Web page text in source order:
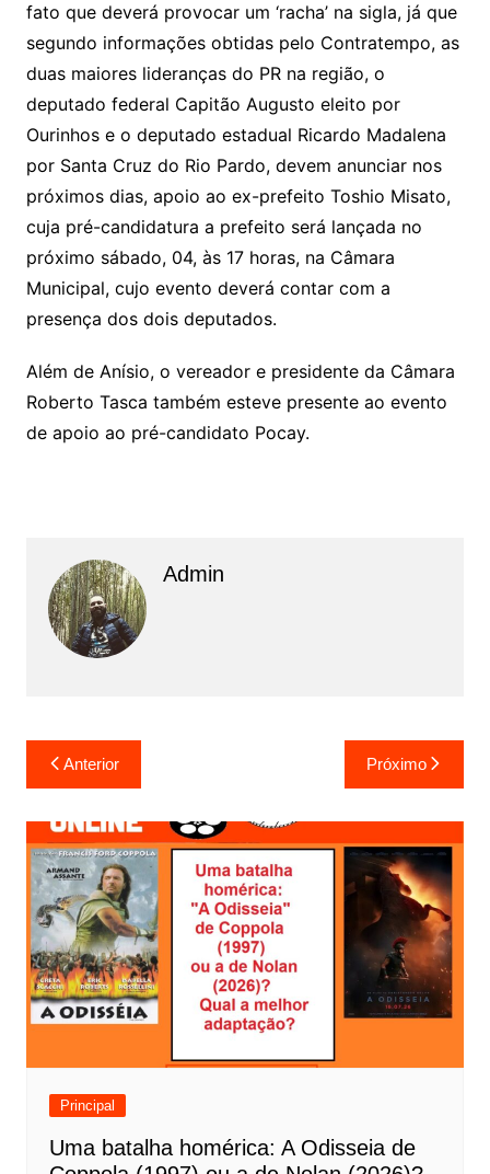
fato que deverá provocar um ‘racha’ na sigla, já que
segundo informações obtidas pelo Contratempo, as
duas maiores lideranças do PR na região, o
deputado federal Capitão Augusto eleito por
Ourinhos e o deputado estadual Ricardo Madalena
por Santa Cruz do Rio Pardo, devem anunciar nos
próximos dias, apoio ao ex-prefeito Toshio Misato,
cuja pré-candidatura a prefeito será lançada no
próximo sábado, 04, às 17 horas, na Câmara
Municipal, cujo evento deverá contar com a
presença dos dois deputados.
Além de Anísio, o vereador e presidente da Câmara
Roberto Tasca também esteve presente ao evento
de apoio ao pré-candidato Pocay.
Admin
a
v
e
g
a
ç
ã
o
d
Anterior Próximo
Principal
Uma batalha homérica: A Odisseia de